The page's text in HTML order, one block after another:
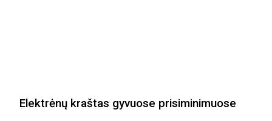
Elektrėnų kraštas gyvuose prisiminimuose